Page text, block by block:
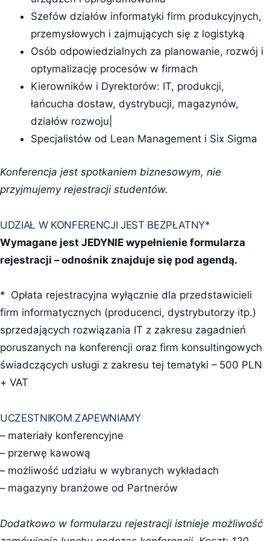
Szefów działów informatyki firm produkcyjnych,
przemysłowych i zajmujących się z logistyką
Osób odpowiedzialnych za planowanie, rozwój i
optymalizację procesów w firmach
Kierowników i Dyrektorów: IT, produkcji,
łańcucha dostaw, dystrybucji, magazynów,
działów rozwoju|
Specjalistów od Lean Management i Six Sigma
Konferencja jest spotkaniem biznesowym, nie
przyjmujemy rejestracji studentów.
UDZIAŁ W KONFERENCJI JEST BEZPŁATNY*
Wymagane jest JEDYNIE wypełnienie formularza
rejestracji – odnośnik znajduje się pod agendą.
* Opłata rejestracyjna wyłącznie dla przedstawicieli
firm informatycznych (producenci, dystrybutorzy itp.)
sprzedających rozwiązania IT z zakresu zagadnień
poruszanych na konferencji oraz firm konsultingowych
świadczących usługi z zakresu tej tematyki – 500 PLN
+ VAT
UCZESTNIKOM ZAPEWNIAMY
– materiały konferencyjne
– przerwę kawową
– możliwość udziału w wybranych wykładach
– magazyny branżowe od Partnerów
Dodatkowo w formularzu rejestracji istnieje możliwość